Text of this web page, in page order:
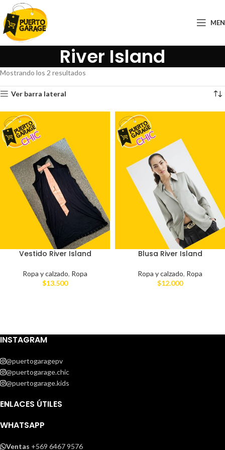
River Island
Mostrando los 2 resultados
Ver barra lateral
Vestido River Island
Ropa y calzado, Ropa
$13.500
Blusa River Island
Ropa y calzado, Ropa
$12.000
INSTAGRAM
@puertogaragepv
@puertogarage.chic
@puertogarage.kids
ENLACES ÚTILES
WHATSAPP
Ventas +569 6467 9576